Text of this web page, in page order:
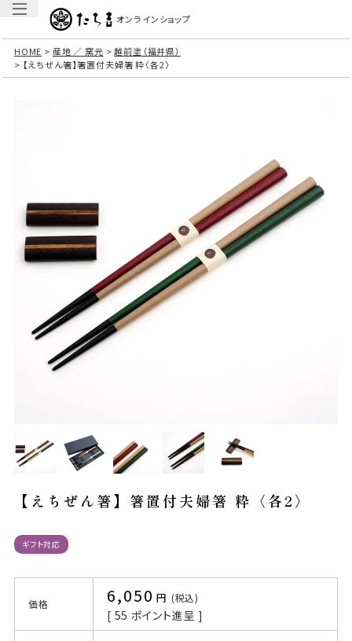
オンラインショップ
HOME 産地 ／ 窯元
越前塗（福井県）
【えちぜん箸】箸置付夫婦箸 粋〈各2〉
【えちぜん箸】箸置付夫婦箸 粋〈各2〉
ギフト対応
価格 6,050 税込
[ 55 ポイント進呈 ]